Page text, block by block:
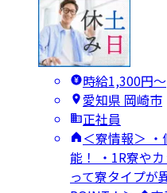
時給1,300円〜
愛知県 岡崎市
正社員
＜寮情報＞
能！ ・1R寮や
って寮タイプが